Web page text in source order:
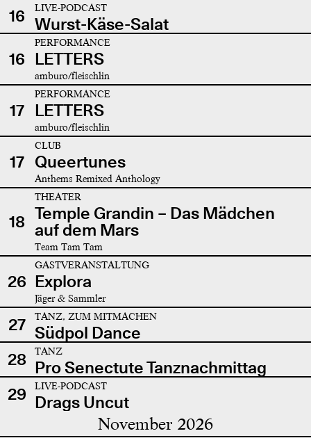
16 LIVE-PODCAST
Wurst-Käse-Salat
16
PERFORMANCE
LETTERS
amburo/fleischlin
17
PERFORMANCE
LETTERS
amburo/fleischlin
17
CLUB
Queertunes
Anthems Remixed Anthology
18
THEATER
Temple Grandin – Das Mädchen
auf dem Mars
Team Tam Tam
26
GASTVERANSTALTUNG
Explora
Jäger & Sammler
27 TANZ, ZUM MITMACHEN
Südpol Dance
28
TANZ
Pro Senectute Tanznachmittag
29
LIVE-PODCAST
Drags Uncut
November 2026